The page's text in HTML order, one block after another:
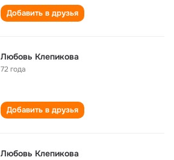
Добавить в друзья
Любовь Клепикова
72 года
Добавить в друзья
Любовь Клепикова